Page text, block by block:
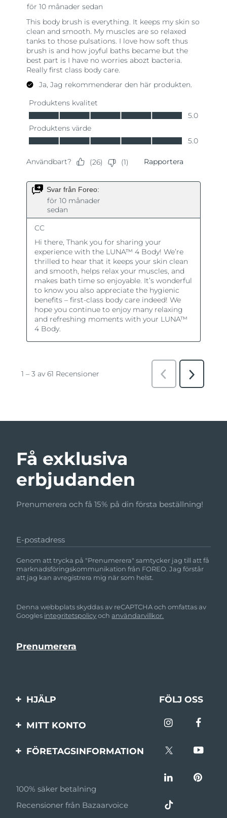
Få exklusiva
erbjudanden
Prenumerera och få 15% på din första beställning!
E-postadress
Genom att trycka på "Prenumerera" samtycker jag till att få
marknadsföringskommunikation från FOREO. Jag förstår
att jag kan avregistrera mig när som helst.
Denna webbplats skyddas av reCAPTCHA och omfattas av
Googles integritetspolicyochanvändarvillkor.
HJÄLP
Kontakta oss
FÖLJ OSS
MITT KONTO
Produktregistrering
FÖRETAGSINFORMATION
Affiliateprogram
Affiliate-nyheter
100% säker betalning
Recensioner från Bazaarvoice